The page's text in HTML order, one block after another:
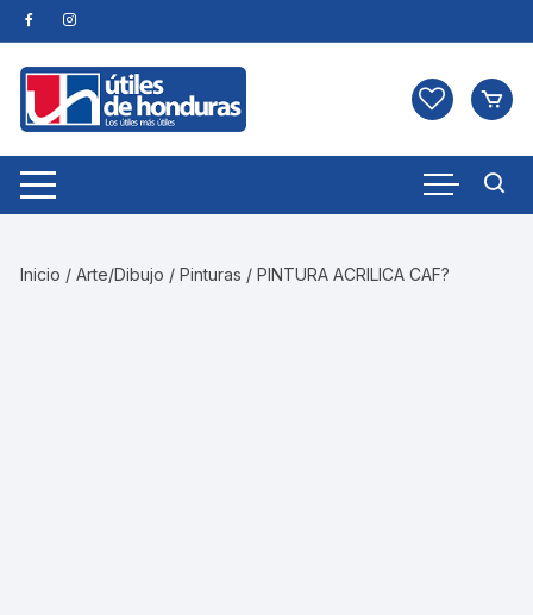
Skip
to
content
Inicio /Arte/Dibujo /Pinturas / PINTURA ACRILICA CAF?